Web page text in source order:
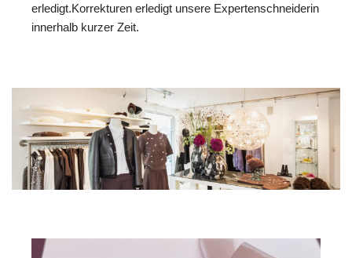
erledigt.Korrekturen erledigt unsere Expertenschneiderin
innerhalb kurzer Zeit.